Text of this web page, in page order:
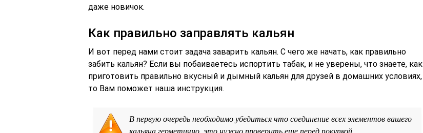
даже новичок.
Как правильно заправлять кальян
И вот перед нами стоит задача заварить кальян. С чего же начать, как правильно
забить кальян? Если вы побаиваетесь испортить табак, и не уверены, что знаете, как
приготовить правильно вкусный и дымный кальян для друзей в домашних условиях,
то Вам поможет наша инструкция.
В первую очередь необходимо убедиться что соединение всех элементов вашего
кальяна герметично, это нужно проверить еще перед покупкой.